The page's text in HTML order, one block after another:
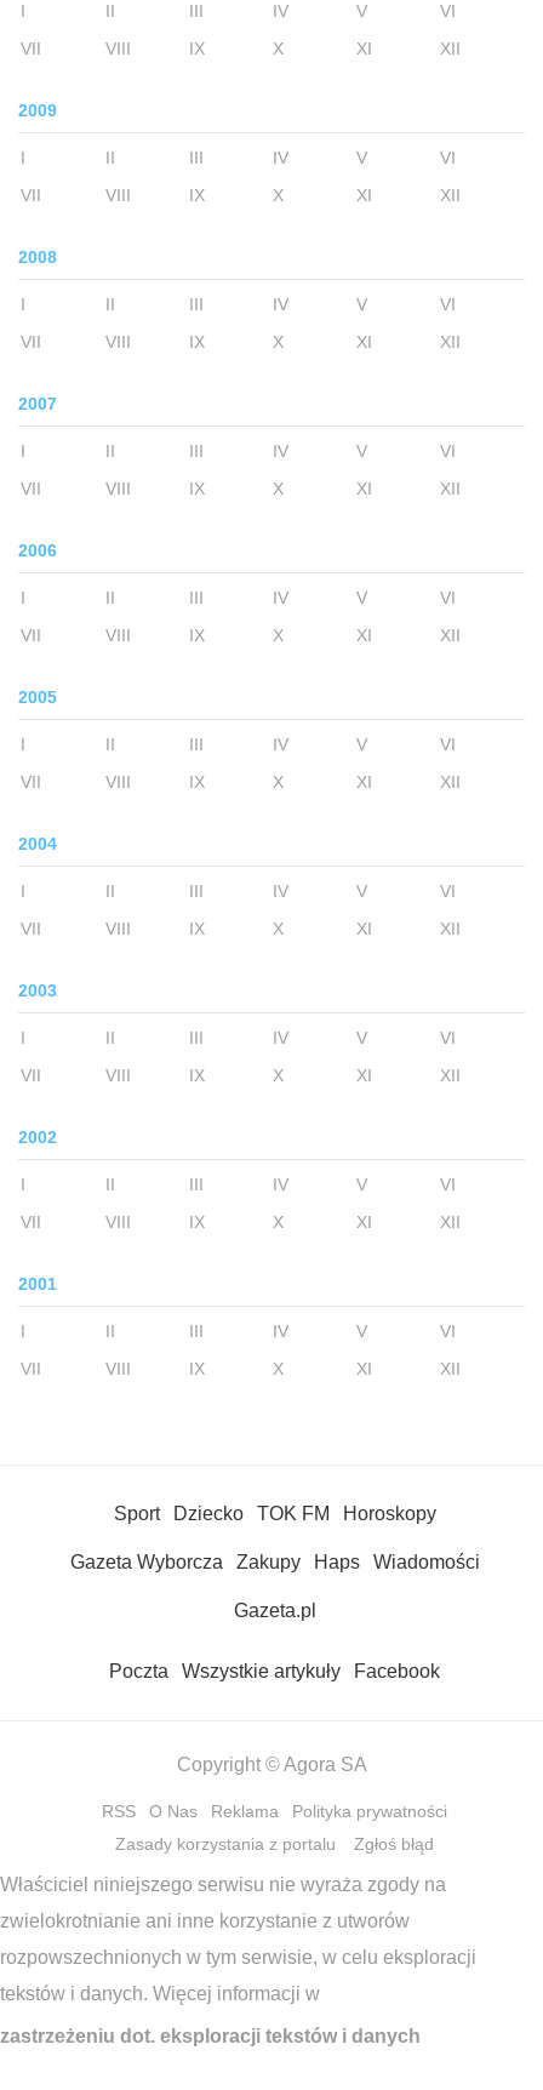
I II III IV V
VI
VII
VIII IX X XI XII
2009
I II III IV V
VI
VII
VIII IX X XI XII
2008
I II III IV V
VI
VII
VIII IX X XI XII
2007
I II III IV V
VI
VII
VIII IX X XI XII
2006
I II III IV V
VI
VII
VIII IX X XI XII
2005
I II III IV V
VI
VII
VIII IX X XI XII
2004
I II III IV V
VI
VII
VIII IX X XI XII
2003
I II III IV V
VI
VII
VIII IX X XI XII
2002
I II III IV V
VI
VII
VIII IX X XI XII
2001
I II III IV V
VI
VII
VIII IX X XI XII
Sport Dziecko TOK FM Horoskopy
Gazeta Wyborcza Zakupy Haps Wiadomości
Gazeta.pl
Poczta Wszystkie artykuły Facebook
Copyright © Agora SA
RSS O Nas Reklama
Polityka prywatności
Zasady korzystania z portalu
Zgłoś błąd
Właściciel niniejszego serwisu nie wyraża zgody na
zwielokrotnianie ani inne korzystanie z utworów
rozpowszechnionych w tym serwisie, w celu eksploracji
tekstów i danych. Więcej informacji w
zastrzeżeniu dot. eksploracji tekstów i danych